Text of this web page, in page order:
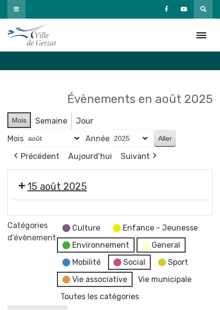
Passer
au
contenu
Évènements en août 2025
Mois Semaine
Jour
Mois
Année
Précédent
Aujourd’hui Suivant
15 août 2025
-
Fermeture
Catégories
d’évènement
Culture
Enfance - Jeunesse
Environnement
General
Mobilité
Social
Sport
Vie associative
Vie municipale
Toutes les catégories